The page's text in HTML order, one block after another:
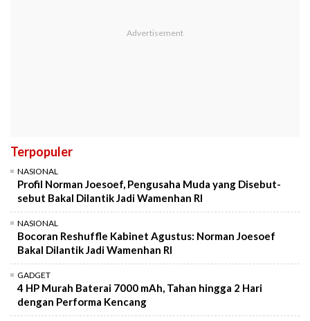
Terpopuler
NASIONAL
Profil Norman Joesoef, Pengusaha Muda yang Disebut-
sebut Bakal Dilantik Jadi Wamenhan RI
NASIONAL
Bocoran Reshuffle Kabinet Agustus: Norman Joesoef
Bakal Dilantik Jadi Wamenhan RI
GADGET
4 HP Murah Baterai 7000 mAh, Tahan hingga 2 Hari
dengan Performa Kencang